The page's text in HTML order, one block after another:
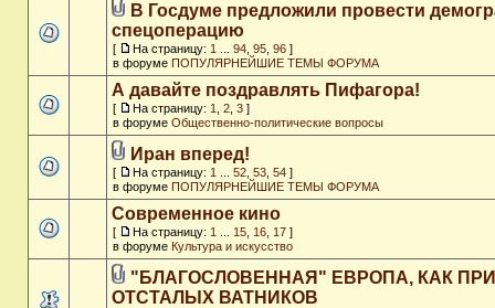
В Госдуме предложили провести
спецоперацию
[ На страницу: 1 94 95 96 ]
в форуме ПОПУЛЯРНЕЙШИЕ ТЕМЫ ФОРУМА
А давайте поздравлять Пифагора!
[ На страницу: 1 2 3 ]
в форуме Общественно-политические вопросы
Иран вперед!
[ На страницу: 1 52 53 54 ]
в форуме ПОПУЛЯРНЕЙШИЕ ТЕМЫ ФОРУМА
Современное кино
[ На страницу: 1 15 16 17 ]
в форуме Культура и искусство
"БЛАГОСЛОВЕННАЯ" ЕВРОПА, КАК
ОТСТАЛЫХ ВАТНИКОВ